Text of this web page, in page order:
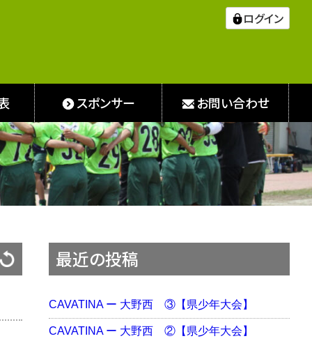
ログイン
スポンサー お問い合わせ
最近の投稿
CAVATINA ー 大野西 ③【県少年大会】
CAVATINA ー 大野西 ②【県少年大会】